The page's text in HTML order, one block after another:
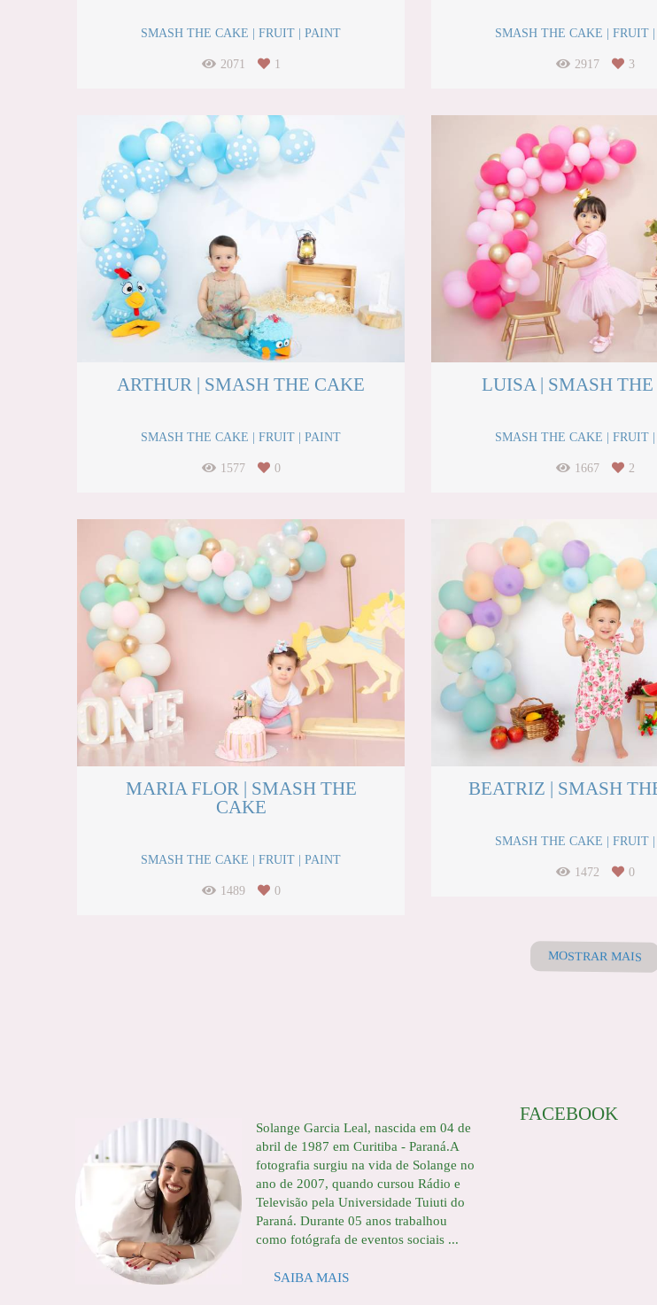
SMASH THE CAKE | FRUIT | PAINT
2071 1
SMASH THE CAKE | FRUIT
2917 3
ARTHUR | SMASH THE CAKE
SMASH THE CAKE | FRUIT | PAINT
1577 0
LUISA | SMASH
SMASH THE CAKE | FRUIT
1667 2
MARIA FLOR | SMASH THE
CAKE
SMASH THE CAKE | FRUIT | PAINT
1489 0
BEATRIZ | SMASH
SMASH THE CAKE | FRUIT
1472 0
MOSTRAR MAIS
Solange Garcia Leal, nascida em 04 de
abril de 1987 em Curitiba - Paraná.A
fotografia surgiu na vida de Solange no
ano de 2007, quando cursou Rádio e
Televisão pela Universidade Tuiuti do
Paraná. Durante 05 anos trabalhou
como fotógrafa de eventos sociais ...
SAIBA MAIS
FACEBOOK